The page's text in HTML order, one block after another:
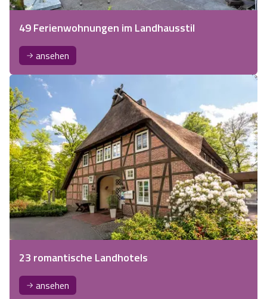
49 Ferienwohnungen im Landhausstil
ansehen
23 romantische Landhotels
ansehen